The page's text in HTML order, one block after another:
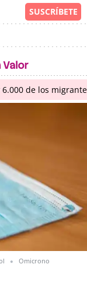
de los
Omicrono